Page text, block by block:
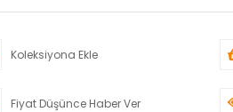
Koleksiyona Ekle
Fiyat Düşünce Haber Ver